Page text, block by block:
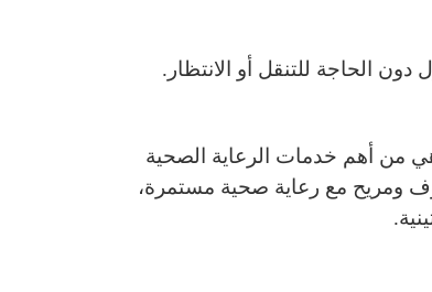
الحاجة للتنقل أو الانتظار.
من أهم خدمات الرعاية الصحية
ومريح مع رعاية صحية مستمرة،